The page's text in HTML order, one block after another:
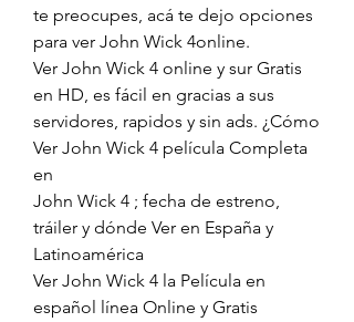
te preocupes, acá te dejo opciones
para ver John Wick 4online.
Ver John Wick 4 online y sur Gratis
en HD, es fácil en gracias a sus
servidores, rapidos y sin ads. ¿Cómo
Ver John Wick 4 película Completa
en
John Wick 4 ; fecha de estreno,
tráiler y dónde Ver en España y
Latinoamérica
Ver John Wick 4 la Película en
español línea Online y Gratis